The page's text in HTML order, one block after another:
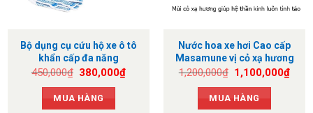
Bộ dụng cụ cứu hộ xe ô tô
khẩn cấp đa năng
450,000₫ Giá
là:
450,000₫.
380,000₫Giá
MUA HÀNG
Nước hoa xe hơi Cao cấp
Masamune vị cỏ xạ hương
1,200,000₫ Giá
gốc
là:
1,200,000₫.
1,100,000₫Giá
MUA HÀNG